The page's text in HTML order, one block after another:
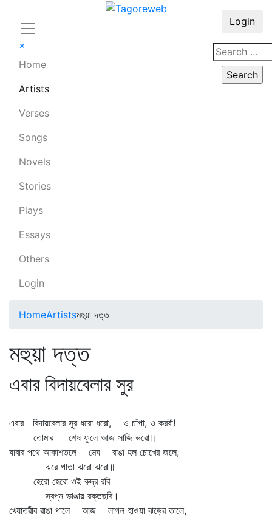
×
Home
Artists
Verses
Songs
Novels
Stories
Plays
Essays
Others
Login
Login
HomeArtistsমহুয়া দত্ত
মহুয়া দত্ত
এবার বিদায়বেলার সুর
এবার বিদায়বেলার সুর ধরো ধরো, ও চাঁপা, ও করবী!
তোমার শেষ ফুলে আজ সাজি ভরো॥
যাবার পথে আকাশতলে মেঘ রাঙা হল চোখের জলে,
ঝরে পাতা ঝরো ঝরো॥
হেরো হেরো ওই রুদ্র রবি
স্বপ্ন ভাঙায় রক্তছবি।
খেয়াতরীর রাঙা পালে আজ লাগল হাওয়া ঝড়ের তালে,